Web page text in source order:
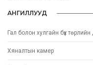
АНГИЛЛУУД
Гал болон хулгайн бүх
Хяналтын камер